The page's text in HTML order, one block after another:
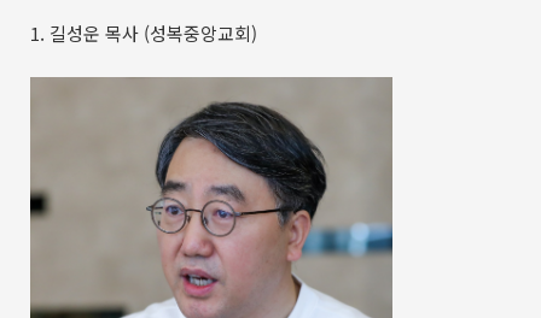
1. 길성운 목사 (성복중앙교회)